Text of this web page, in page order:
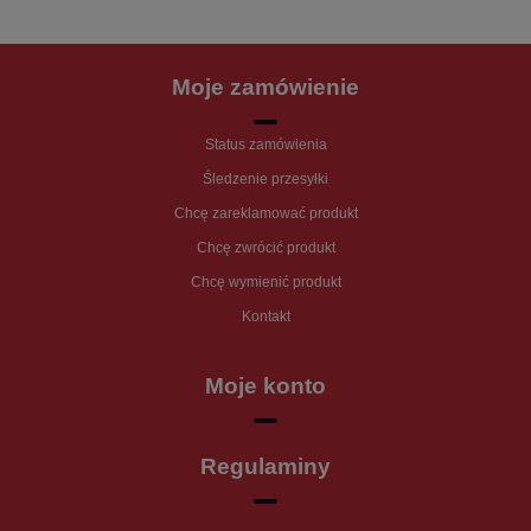
Moje zamówienie
Status zamówienia
Śledzenie przesyłki
Chcę zareklamować produkt
Chcę zwrócić produkt
Chcę wymienić produkt
Kontakt
Moje konto
Regulaminy